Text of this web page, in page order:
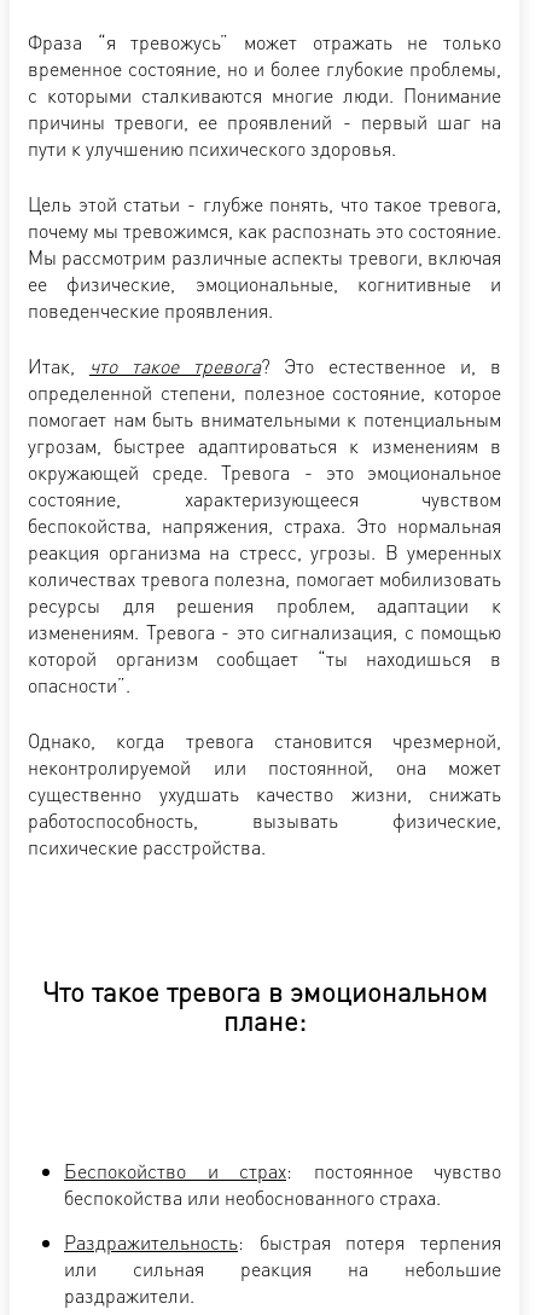
Фраза “я тревожусь” может отражать не только
временное состояние, но и более глубокие проблемы,
с которыми сталкиваются многие люди. Понимание
причины тревоги, ее проявлений - первый шаг на
пути к улучшению психического здоровья.
Цель этой статьи - глубже понять, что такое тревога,
почему мы тревожимся, как распознать это состояние.
Мы рассмотрим различные аспекты тревоги, включая
ее физические, эмоциональные, когнитивные и
поведенческие проявления.
Итак, что такое тревога? Это естественное и, в
определенной степени, полезное состояние, которое
помогает нам быть внимательными к потенциальным
угрозам, быстрее адаптироваться к изменениям в
окружающей среде. Тревога - это эмоциональное
состояние, характеризующееся чувством
беспокойства, напряжения, страха. Это нормальная
реакция организма на стресс, угрозы. В умеренных
количествах тревога полезна, помогает мобилизовать
ресурсы для решения проблем, адаптации к
изменениям. Тревога - это сигнализация, с помощью
которой организм сообщает “ты находишься в
опасности”.
Однако, когда тревога становится чрезмерной,
неконтролируемой или постоянной, она может
существенно ухудшать качество жизни, снижать
работоспособность, вызывать физические,
психические расстройства.
Что такое тревога в эмоциональном
плане:
Беспокойство и страх: постоянное чувство
беспокойства или необоснованного страха.
Раздражительность: быстрая потеря терпения
или сильная реакция на небольшие
раздражители.